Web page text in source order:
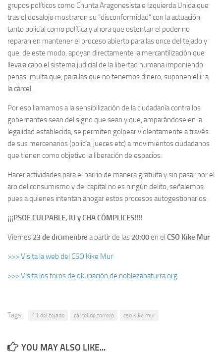
grupos políticos como Chunta Aragonesista e Izquierda Unida que
tras el desalojo mostraron su “disconformidad” con la actuación
tanto policial como política y ahora que ostentan el poder no
reparan en mantener el proceso abierto para las once del tejado y
que, de este modo, apoyan directamente la mercantilización que
lleva a cabo el sistema judicial de la libertad humana imponiendo
penas-multa que, para las que no tenemos dinero, suponen el ir a
la cárcel.
Por eso llamamos a la sensibilización de la ciudadanía contra los
gobernantes sean del signo que sean y que, amparándose en la
legalidad establecida, se permiten golpear violentamente a través
de sus mercenarios (policía, jueces etc) a movimientos ciudadanos
que tienen como objetivo la liberación de espacios.
Hacer actividades para el barrio de manera gratuita y sin pasar por el
aro del consumismo y del capital no es ningún delito, señalemos
pues a quienes intentan ahogar estos procesos autogestionarios:
¡¡¡PSOE CULPABLE, IU y CHA CÓMPLICES!!!!
Viernes 23 de dicimenbre a partir de las 20:00en el CSO Kike Mur
>>> Visita la web del CSO Kike Mur
>>> Visita los foros de okupación de noblezabaturra.org
Tags: 11 del tejado cárcel de torrero cso kike mur
YOU MAY ALSO LIKE...